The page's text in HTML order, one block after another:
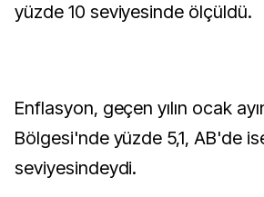
yüzde 10 seviyesinde ölçüldü.
Enflasyon, geçen yılın ocak
Bölgesi'nde yüzde 5,1, AB'de
seviyesindeydi.